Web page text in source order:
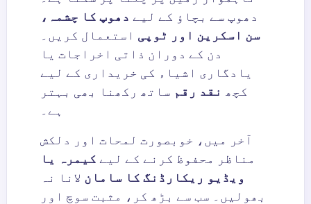
دھوپ سے بچاؤ کے لیے دھوپ کا چشمہ،
سن اسکرین اور ٹوپی استعمال کریں۔
دن کے دوران ذاتی اخراجات یا
یادگاری اشیاء کی خریداری کے لیے
کچھ نقد رقم ساتھ رکھنا بھی بہتر
ہے۔
آخر میں، خوبصورت لمحات اور دلکش
مناظر محفوظ کرنے کے لیے کیمرہ یا
ویڈیو ریکارڈنگ کا سامان لانا نہ
بھولیں۔ سب سے بڑھ کر، مثبت سوچ اور